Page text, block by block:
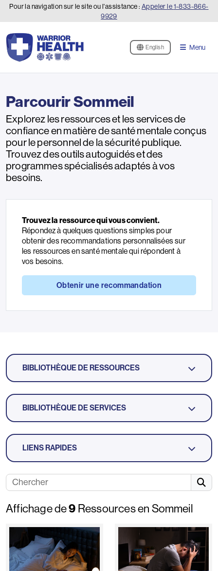
Pour la navigation sur le site ou l'assistance : Appeler le1-833-866-
9929
English Menu
Parcourir Sommeil
Explorez les ressources et les services de
confiance en matière de santé mentale conçus
pour le personnel de la sécurité publique.
Trouvez des outils autoguidés et des
programmes spécialisés adaptés à vos
besoins.
Trouvez la ressource qui vous convient.
Répondez à quelques questions simples pour
obtenir des recommandations personnalisées sur
les ressources en santé mentale qui répondent à
vos besoins.
Obtenir une recommandation
BIBLIOTHÈQUE DE RESSOURCES
BIBLIOTHÈQUE DE SERVICES
LIENS RAPIDES
Affichage de9 Ressources en Sommeil